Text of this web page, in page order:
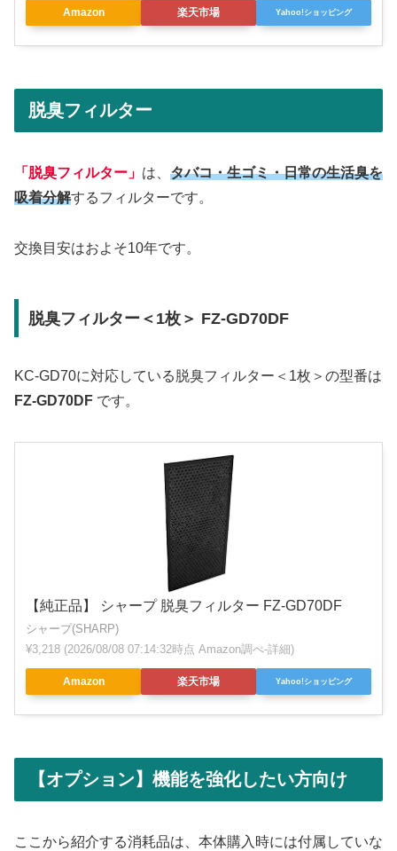
Amazon 楽天市場 Yahoo!ショッピング
脱臭フィルター
「脱臭フィルター」 は、 タバコ・生ゴミ・日常の生活臭を
吸着分解するフィルターです。
交換目安はおよそ10年です。
脱臭フィルター＜1枚＞ FZ-GD70DF
KC-GD70に対応している脱臭フィルター＜1枚＞の型番は
FZ-GD70DF です。
【純正品】 シャープ 脱臭フィルター FZ-GD70DF
シャープ(SHARP)
¥3,218 (2026/08/08 07:14:32時点 Amazon調べ-詳細)
Amazon 楽天市場 Yahoo!ショッピング
【オプション】機能を強化したい方向け
ここから紹介する消耗品は、本体購入時には付属していな